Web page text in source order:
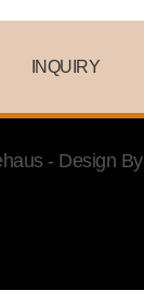
INQUIRY
- Design By